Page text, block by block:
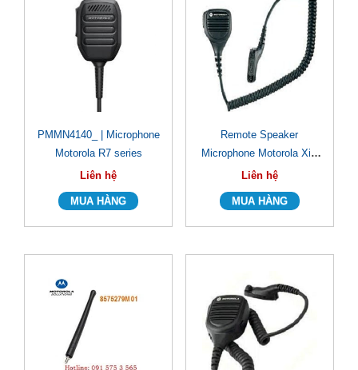
PMMN4140_ | Microphone
Motorola R7 series
Liên hệ
Remote Speaker
Microphone Motorola XiR
P8660/ XiR P8660i
(PMMN4040A)
Liên hệ